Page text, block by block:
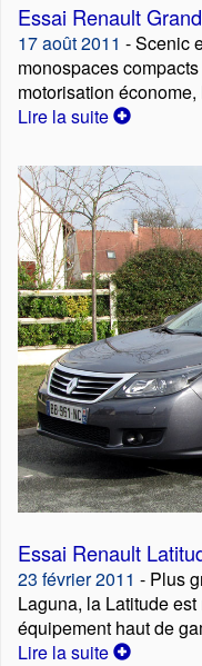
Essai Renault
17 août 2011 - Scenic
monospaces
motorisation
Lire la suite
Essai Renault
23 février 2011 - Plus
Laguna, la Latitude
équipement haut de
Lire la suite